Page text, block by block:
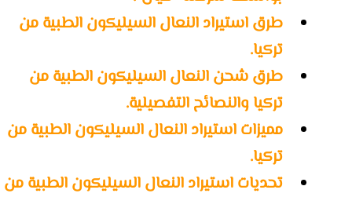
طرق استيراد النعال السيليكون الطبية من
تركيا.
طرق شحن النعال السيليكون الطبية من
تركيا والنصائح التفصيلية.
مميزات استيراد النعال السيليكون الطبية من
تركيا.
تحديات استيراد النعال السيليكون الطبية من